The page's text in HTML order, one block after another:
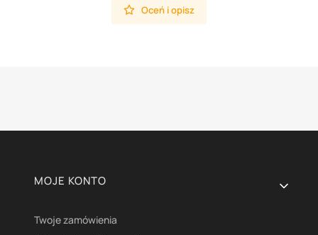
Oceń i opisz
Linki w stopce
MOJE KONTO
Twoje zamówienia